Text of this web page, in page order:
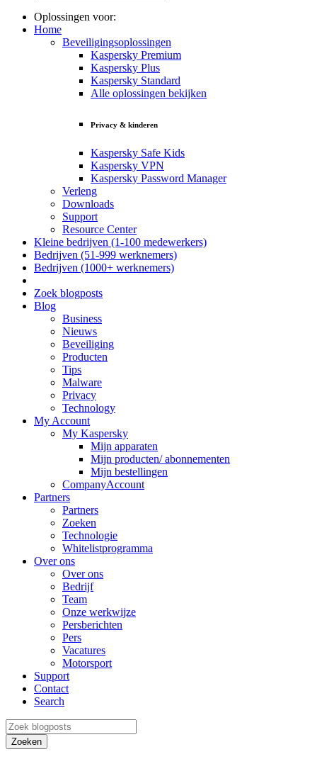
Oplossingen voor:
Home
Beveiligingsoplossingen
Kaspersky Premium
Kaspersky Plus
Kaspersky Standard
Alle oplossingen bekijken
Privacy & kinderen
Kaspersky Safe Kids
Kaspersky VPN
Kaspersky Password Manager
Verleng
Downloads
Support
Resource Center
Kleine bedrijven (1-100 medewerkers)
Bedrijven (51-999 werknemers)
Bedrijven (1000+ werknemers)
Zoek blogposts
Blog
Business
Nieuws
Beveiliging
Producten
Tips
Malware
Privacy
Technology
My Account
My Kaspersky
Mijn apparaten
Mijn producten/ abonnementen
Mijn bestellingen
CompanyAccount
Partners
Partners
Zoeken
Technologie
Whitelistprogramma
Over ons
Over ons
Bedrijf
Team
Onze werkwijze
Persberichten
Pers
Vacatures
Motorsport
Support
Contact
Search
Zoeken